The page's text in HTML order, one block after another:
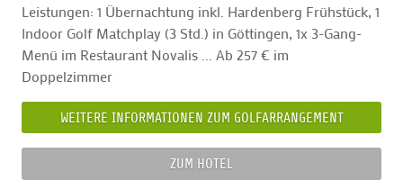
Leistungen: 1 Übernachtung inkl. Hardenberg Frühstück, 1
Indoor Golf Matchplay (3 Std.) in Göttingen, 1x 3-Gang-
Menü im Restaurant Novalis ... Ab 257 € im
Doppelzimmer
WEITERE INFORMATIONEN ZUM GOLFARRANGEMENT
ZUM HOTEL